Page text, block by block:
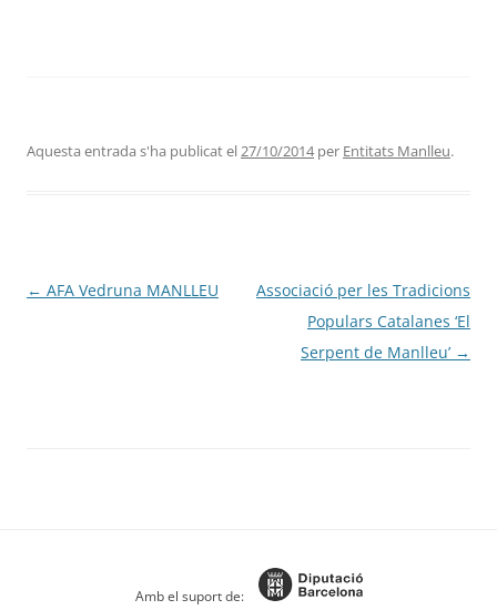
Aquesta entrada s'ha publicat el27/10/2014per Entitats Manlleu.
Navegació
← AFA Vedruna MANLLEU
Associació per les Tradicions
Populars Catalanes ‘El
Serpent de Manlleu’ →
Amb el suport de: